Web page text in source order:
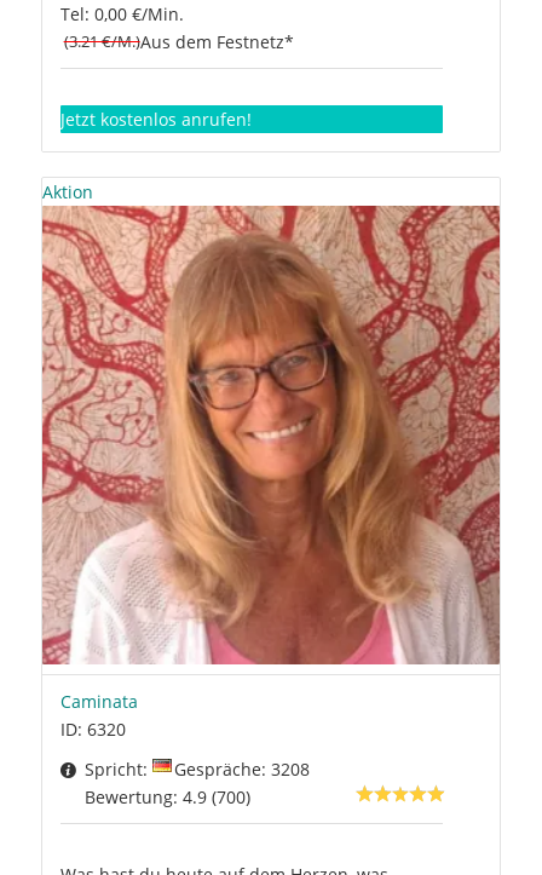
Tel: 0,00 €/Min.
(3.21 €/M.)Aus dem Festnetz*
Jetzt kostenlos anrufen!
Aktion
Caminata
ID: 6320
Spricht:
Gespräche: 3208
Bewertung: 4.9 (700)